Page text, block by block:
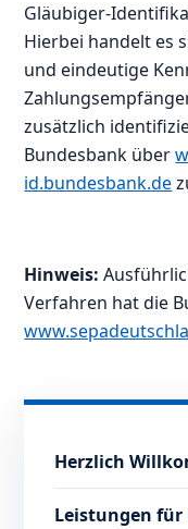
Gläubiger-
Hierbei handelt es
und eindeutige
zusätzlich
Bundesbank über
id.bundesbank.de
Hinweis:
Verfahren hat die
Herzlich
Leistungen